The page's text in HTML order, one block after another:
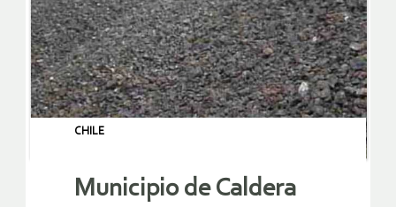
CHILE
Municipio de Caldera